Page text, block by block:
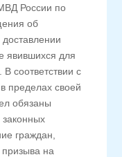
России по
об
явившихся для
соответствии с
пределах своей
обязаны
законных
граждан,
призыва на